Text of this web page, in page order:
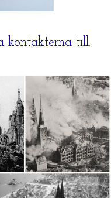
kontakterna till.